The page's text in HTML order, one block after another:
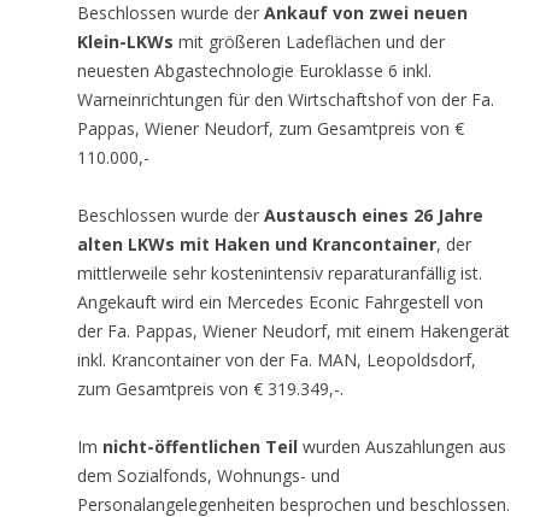
Beschlossen wurde der Ankauf von zwei neuen
Klein-LKWs mit größeren Ladeflächen und der
neuesten Abgastechnologie Euroklasse 6 inkl.
Warneinrichtungen für den Wirtschaftshof von der Fa.
Pappas, Wiener Neudorf, zum Gesamtpreis von €
110.000,-
Beschlossen wurde der Austausch eines 26 Jahre
alten LKWs mit Haken und Krancontainer, der
mittlerweile sehr kostenintensiv reparaturanfällig ist.
Angekauft wird ein Mercedes Econic Fahrgestell von
der Fa. Pappas, Wiener Neudorf, mit einem Hakengerät
inkl. Krancontainer von der Fa. MAN, Leopoldsdorf,
zum Gesamtpreis von € 319.349,-.
Im nicht-öffentlichen Teil wurden Auszahlungen aus
dem Sozialfonds, Wohnungs- und
Personalangelegenheiten besprochen und beschlossen.